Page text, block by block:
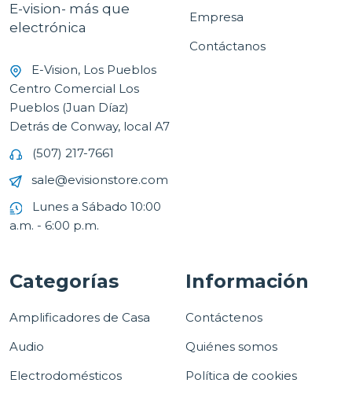
E-vision- más que
electrónica
E-Vision, Los Pueblos
Centro Comercial Los
Pueblos (Juan Díaz)
Detrás de Conway, local A7
(507) 217-7661
sale@evisionstore.com
Lunes a Sábado 10:00
a.m. - 6:00 p.m.
Empresa
Contáctanos
Categorías
Amplificadores de Casa
Audio
Electrodomésticos
Información
Contáctenos
Quiénes somos
Política de cookies